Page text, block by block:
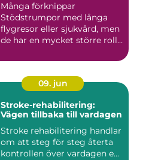
Många förknippar
Stödstrumpor med långa
flygresor eller sjukvård, men
de har en mycket större roll
09. jun
Stroke-rehabilitering:
Vägen tillbaka till vardagen
Stroke rehabilitering handlar
om att steg för steg återta
kontrollen över vardagen e...